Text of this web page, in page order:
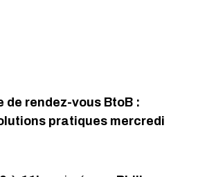
rendez-vous BtoB :
pratiques mercredi